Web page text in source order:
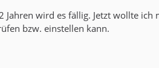
wird es fällig. Jetzt wollte
bzw. einstellen kann.